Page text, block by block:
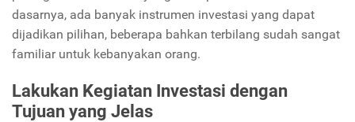
dasarnya, ada banyak instrumen investasi yang dapat
dijadikan pilihan, beberapa bahkan terbilang sudah sangat
familiar untuk kebanyakan orang.
Lakukan Kegiatan Investasi dengan
Tujuan yang Jelas